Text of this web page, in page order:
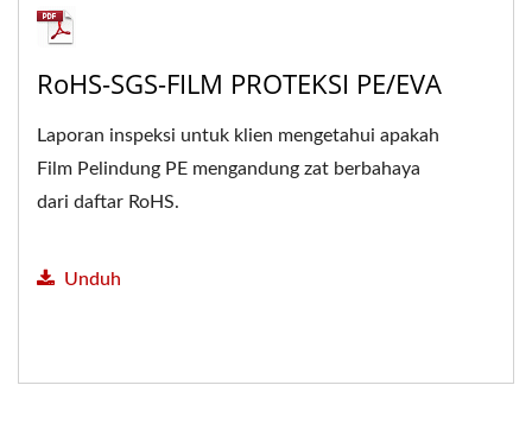
RoHS-SGS-FILM PROTEKSI PE/EVA
Laporan inspeksi untuk klien mengetahui apakah
Film Pelindung PE mengandung zat berbahaya
dari daftar RoHS.
Unduh